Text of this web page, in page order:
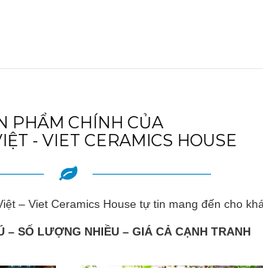
PHẨM CHÍNH CỦA
- VIET CERAMICS HOUSE
– Viet Ceramics House tự tin mang đến cho
– SỐ LƯỢNG NHIỀU – GIÁ CẢ CẠNH TRANH